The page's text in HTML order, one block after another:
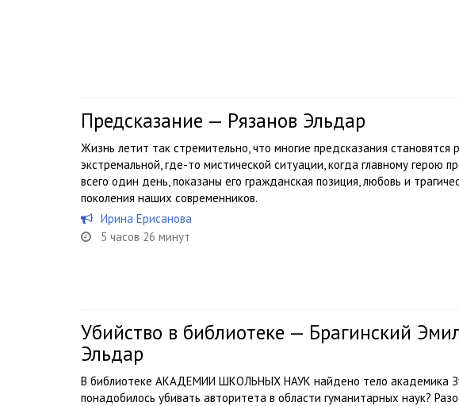
Предсказание — Рязанов Эльдар
Жизнь летит так стремительно, что многие предсказания становятся
экстремальной, где-то мистической ситуации, когда главному герою
всего один день, показаны его гражданская позиция, любовь и
поколения наших современников.
Ирина Ерисанова
5 часов 26 минут
Убийство в библиотеке — Брагинский
Эльдар
В библиотеке АКАДЕМИИ ШКОЛЬНЫХ НАУК найдено тело академика
понадобилось убивать авторитета в области гуманитарных наук?